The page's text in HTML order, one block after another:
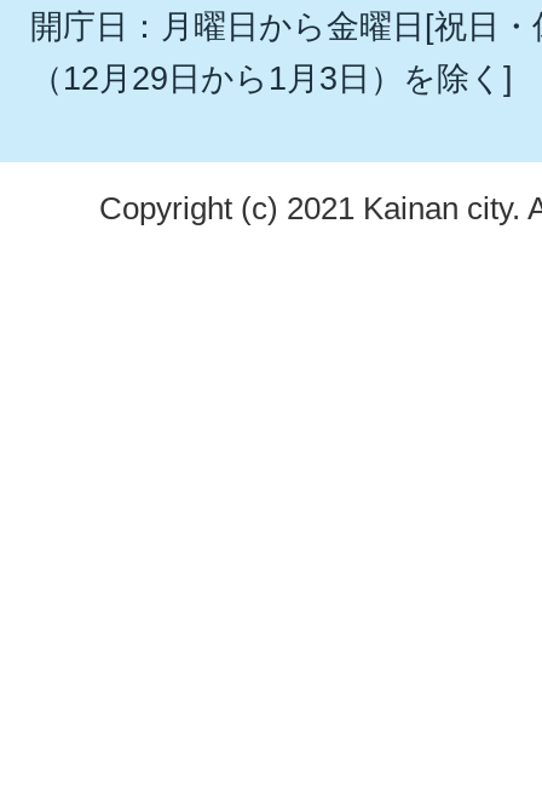
開庁日：月曜日から金曜日[祝日
（12月29日から1月3日）を除く]
Copyright (c) 2021 Kainan city.